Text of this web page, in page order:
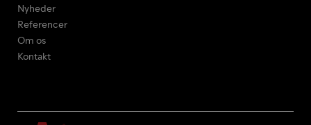
Nyheder
Referencer
Om os
Kontakt